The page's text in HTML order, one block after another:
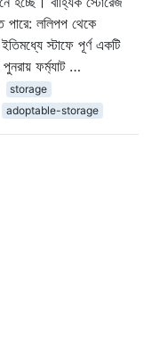
পারে: ললিপপ থেকে
স্টাফে পূর্ণ একটি
ফর্ম্যাট …
storage
adoptable-storage